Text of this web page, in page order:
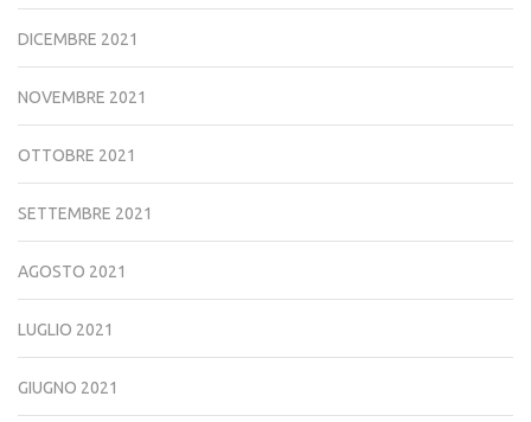
DICEMBRE 2021
NOVEMBRE 2021
OTTOBRE 2021
SETTEMBRE 2021
AGOSTO 2021
LUGLIO 2021
GIUGNO 2021